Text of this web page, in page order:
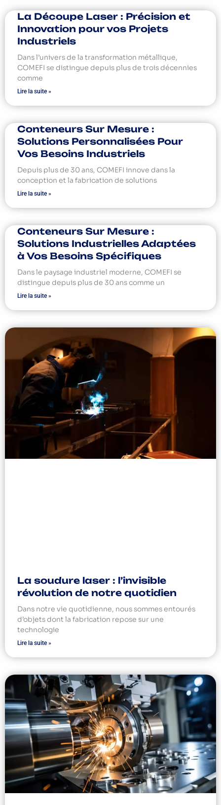
La Découpe Laser : Précision et
Innovation pour vos Projets
Industriels
Dans l’univers de la transformation métallique,
COMEFI se distingue depuis plus de trois décennies
comme
Lire la suite »
Conteneurs Sur Mesure :
Solutions Personnalisées Pour
Vos Besoins Industriels
Depuis plus de 30 ans, COMEFI innove dans la
conception et la fabrication de solutions
Lire la suite »
Conteneurs Sur Mesure :
Solutions Industrielles Adaptées
à Vos Besoins Spécifiques
Dans le paysage industriel moderne, COMEFI se
distingue depuis plus de 30 ans comme un
Lire la suite »
La soudure laser : l’invisible
révolution de notre quotidien
Dans notre vie quotidienne, nous sommes entourés
d’objets dont la fabrication repose sur une
technologie
Lire la suite »